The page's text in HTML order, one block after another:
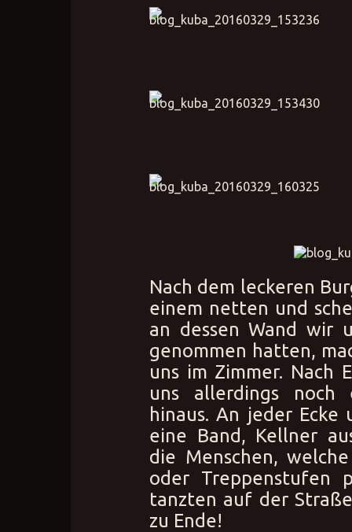
Nach dem leckeren
einem netten und
an dessen Wand wir
genommen hatten,
uns im Zimmer. Nach
uns allerdings noch
hinaus. An jeder
eine Band, Kellner
die Menschen,
oder Treppenstufen
tanzten auf der
zu Ende!